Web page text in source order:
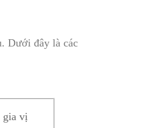
Dưới đây là các
gia vị